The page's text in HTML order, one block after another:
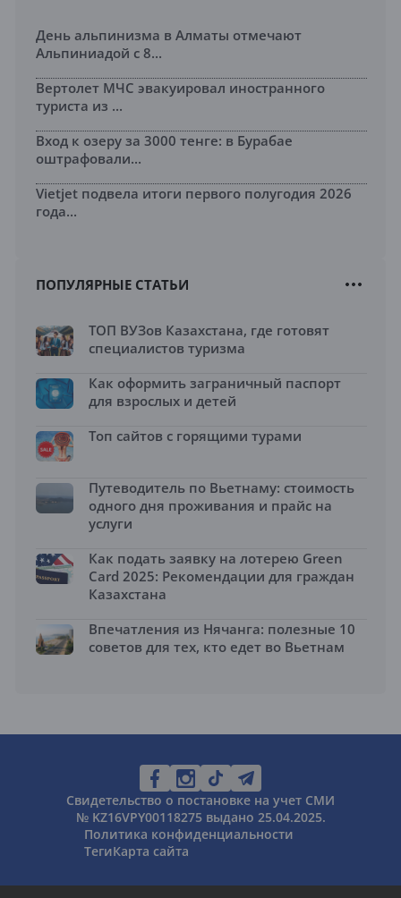
День альпинизма в Алматы отмечают
Альпиниадой с 8...
Вертолет МЧС эвакуировал иностранного
туриста из ...
Вход к озеру за 3000 тенге: в Бурабае
оштрафовали...
Vietjet подвела итоги первого полугодия 2026
года...
ПОПУЛЯРНЫЕ СТАТЬИ
ТОП ВУЗов Казахстана, где готовят
специалистов туризма
Как оформить заграничный паспорт
для взрослых и детей
Топ сайтов с горящими турами
Путеводитель по Вьетнаму: стоимость
одного дня проживания и прайс на
услуги
Как подать заявку на лотерею Green
Card 2025: Рекомендации для граждан
Казахстана
Впечатления из Нячанга: полезные 10
советов для тех, кто едет во Вьетнам
Свидетельство о постановке на учет СМИ
№ KZ16VPY00118275 выдано 25.04.2025.
Политика конфиденциальности
ТегиКарта сайта